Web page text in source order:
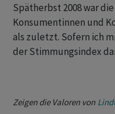
Spätherbst 2008 war
Konsumentinnen und
als zuletzt. Sofern ich
der Stimmungsindex
Zeigen die Valoren von